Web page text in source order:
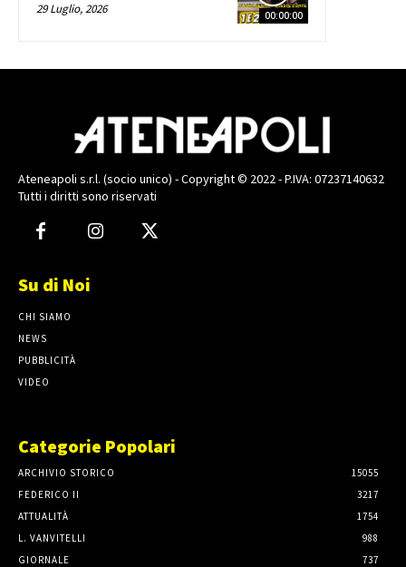
00:00:00
29 Luglio, 2026
Ateneapoli s.r.l. (socio unico) - Copyright © 2022 - P.IVA: 07237140632
Tutti i diritti sono riservati
Su di Noi
CHI SIAMO
NEWS
PUBBLICITÀ
VIDEO
Categorie Popolari
ARCHIVIO STORICO
15055
FEDERICO II
3217
ATTUALITÀ
1754
L. VANVITELLI
988
GIORNALE
737